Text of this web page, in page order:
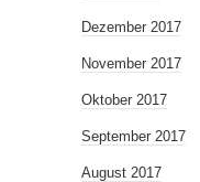
Dezember 2017
November 2017
Oktober 2017
September 2017
August 2017